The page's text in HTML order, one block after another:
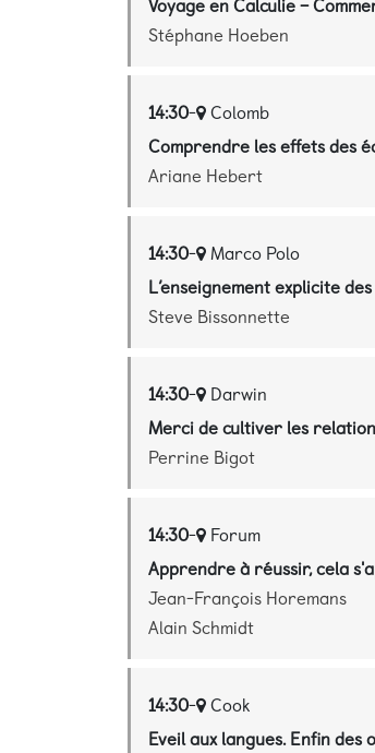
Stéphane Hoeben
14:30- Colomb
Comprendre les effets des
Ariane Hebert
14:30- Marco Polo
L’enseignement explicite
Steve Bissonnette
14:30- Darwin
Merci de cultiver les
Perrine Bigot
14:30- Forum
Apprendre à réussir, cela
Jean-François Horemans
Alain Schmidt
14:30- Cook
Eveil aux langues. Enfin